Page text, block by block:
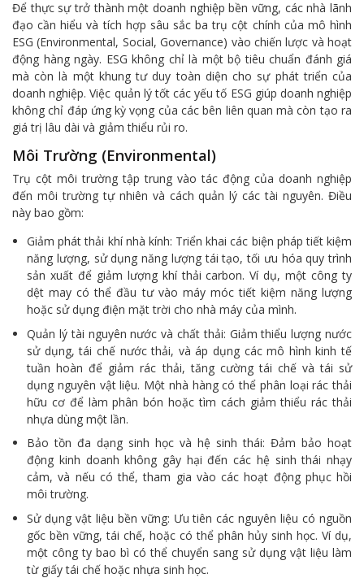
Để thực sự trở thành một doanh nghiệp bền vững, các nhà lãnh
đạo cần hiểu và tích hợp sâu sắc ba trụ cột chính của mô hình
ESG (Environmental, Social, Governance) vào chiến lược và hoạt
động hàng ngày. ESG không chỉ là một bộ tiêu chuẩn đánh giá
mà còn là một khung tư duy toàn diện cho sự phát triển của
doanh nghiệp. Việc quản lý tốt các yếu tố ESG giúp doanh nghiệp
không chỉ đáp ứng kỳ vọng của các bên liên quan mà còn tạo ra
giá trị lâu dài và giảm thiểu rủi ro.
Môi Trường (Environmental)
Trụ cột môi trường tập trung vào tác động của doanh nghiệp
đến môi trường tự nhiên và cách quản lý các tài nguyên. Điều
này bao gồm:
Giảm phát thải khí nhà kính: Triển khai các biện pháp tiết kiệm
năng lượng, sử dụng năng lượng tái tạo, tối ưu hóa quy trình
sản xuất để giảm lượng khí thải carbon. Ví dụ, một công ty
dệt may có thể đầu tư vào máy móc tiết kiệm năng lượng
hoặc sử dụng điện mặt trời cho nhà máy của mình.
Quản lý tài nguyên nước và chất thải: Giảm thiểu lượng nước
sử dụng, tái chế nước thải, và áp dụng các mô hình kinh tế
tuần hoàn để giảm rác thải, tăng cường tái chế và tái sử
dụng nguyên vật liệu. Một nhà hàng có thể phân loại rác thải
hữu cơ để làm phân bón hoặc tìm cách giảm thiểu rác thải
nhựa dùng một lần.
Bảo tồn đa dạng sinh học và hệ sinh thái: Đảm bảo hoạt
động kinh doanh không gây hại đến các hệ sinh thái nhạy
cảm, và nếu có thể, tham gia vào các hoạt động phục hồi
môi trường.
Sử dụng vật liệu bền vững: Ưu tiên các nguyên liệu có nguồn
gốc bền vững, tái chế, hoặc có thể phân hủy sinh học. Ví dụ,
một công ty bao bì có thể chuyển sang sử dụng vật liệu làm
từ giấy tái chế hoặc nhựa sinh học.